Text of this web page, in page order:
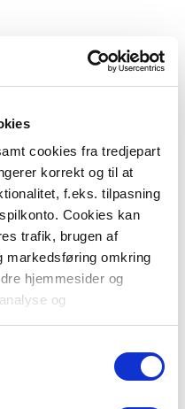
cookies fra tredjepart
korrekt og til at
f.eks. tilpasning
Cookies kan
trafik, brugen af
markedsføring omkring
hjemmesider og
og
af cookies under
til vores Cookiepolitik,